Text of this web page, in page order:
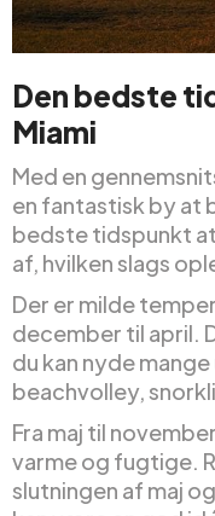
Den bedste
Miami
Med en
en fantastisk by at
bedste tidspunkt
af, hvilken slags
Der er milde
december til april.
du kan nyde
beachvolley,
Fra maj til
varme og fugtige.
slutningen af maj